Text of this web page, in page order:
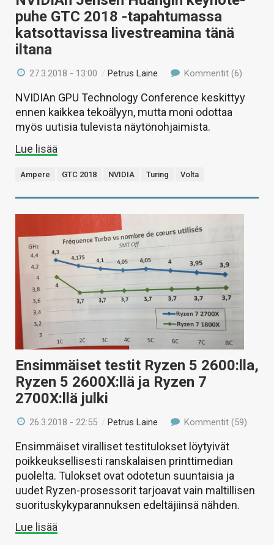
puhe GTC 2018 -tapahtumassa
katsottavissa livestreamina tänä
iltana
27.3.2018 - 13:00 /Petrus Laine Kommentit (6)
NVIDIAn GPU Technology Conference keskittyy
ennen kaikkea tekoälyyn, mutta moni odottaa
myös uutisia tulevista näytönohjaimista.
Lue lisää
Ampere GTC 2018 NVIDIA Turing Volta
Ensimmäiset testit Ryzen 5 2600:lla,
Ryzen 5 2600X:llä ja Ryzen 7
2700X:llä julki
26.3.2018 - 22:55 /Petrus Laine Kommentit (59)
Ensimmäiset viralliset testitulokset löytyivät
poikkeuksellisesti ranskalaisen printtimedian
puolelta. Tulokset ovat odotetun suuntaisia ja
uudet Ryzen-prosessorit tarjoavat vain maltillisen
suorituskykyparannuksen edeltäjiinsä nähden.
Lue lisää